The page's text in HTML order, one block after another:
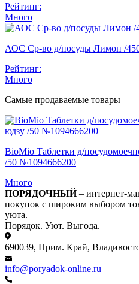
Рейтинг:
Много
АОС Ср-во д/посуды Лимон /
Рейтинг:
Много
Самые продаваемые товары
BioMio Таблетки д/
/50 №1094666200
Много
ПОРЯДОЧНЫЙ– интернет-
покупок с широким выбором
уюта.
Порядок. Уют. Выгода.
690039, Прим. Край,
info@poryadok-online.ru